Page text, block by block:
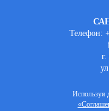
Телефон:
Используя